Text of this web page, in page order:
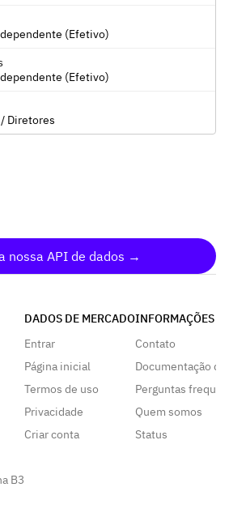
(Efetivo)
(Efetivo)
Diretores
nossa API de dados →
B3
DADOS DE MERCADO
Entrar
Página inicial
Termos de uso
Privacidade
Criar conta
INFORMAÇÕES
Contato
Documentação da
Perguntas
Quem somos
Status